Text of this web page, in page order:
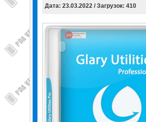
Дата: 23.03.2022 / Загрузок: 410